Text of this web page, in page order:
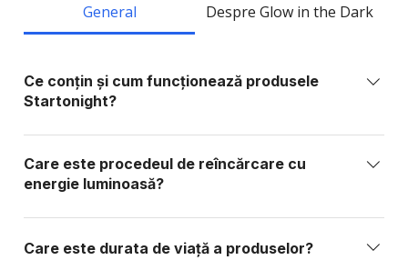
General Despre Glow in the Dark
Ce conțin și cum funcționează produsele
Startonight?
Produsele Startonight sunt realizate din elemente
sintetice sau organice stabile, fără fosfor, plumb,
metale grele sau substanțe toxice. Ele conțin
unei baterii care se încarcă cu lumină.
Care este procedeul de reîncărcare cu
energie luminoasă?
Produsele Startonight se reîncarcă prin expunere la
orice sursă de lumină: lumină solară directă: 15–20
Care este durata de viață a produselor?